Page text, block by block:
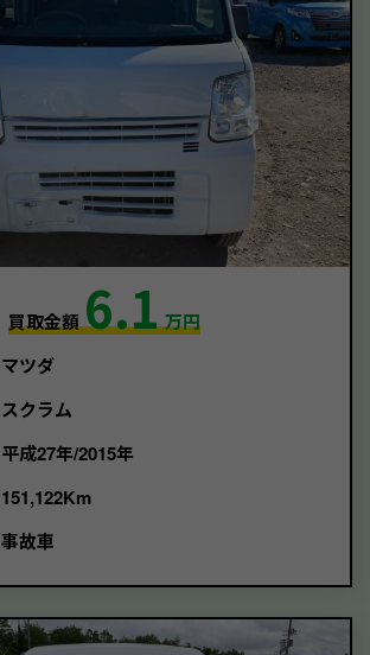
買取金額6.1万円
マツダ
スクラム
平成27年/2015年
151,122Km
事故車